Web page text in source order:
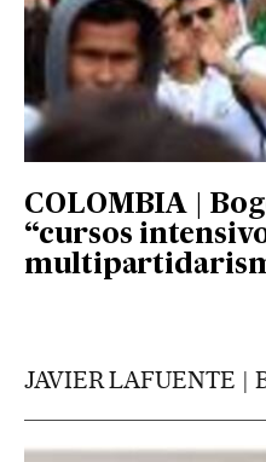
COLOMBIA |
“cursos
JAVIER LAFUENTE |